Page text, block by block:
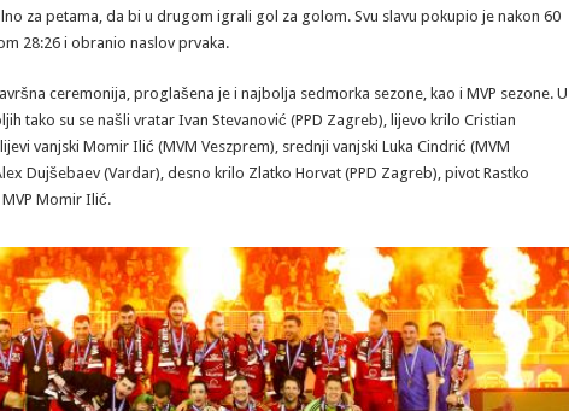
za petama, da bi u drugom igrali gol za golom. Svu slavu pokupio je nakon 60
28:26 i obranio naslov prvaka.
ceremonija, proglašena je i najbolja sedmorka sezone, kao i MVP sezone. U
tako su se našli vratar Ivan Stevanović (PPD Zagreb), lijevo krilo Cristian
vanjski Momir Ilić (MVM Veszprem), srednji vanjski Luka Cindrić (MVM
Dujšebaev (Vardar), desno krilo Zlatko Horvat (PPD Zagreb), pivot Rastko
Momir Ilić.